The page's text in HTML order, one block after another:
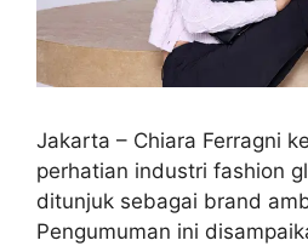
Jakarta – Chiara Ferragni
perhatian industri fashion
ditunjuk sebagai brand
Pengumuman ini